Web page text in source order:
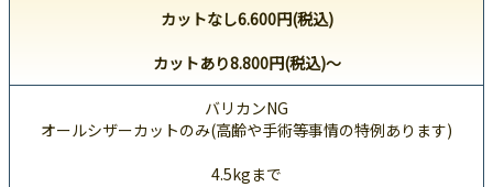
カットなし6.600円(税込)
カットあり8.800円(税込)～
バリカンNG
オールシザーカットのみ(高齢や手術等事情の特例あります)
4.5kgまで